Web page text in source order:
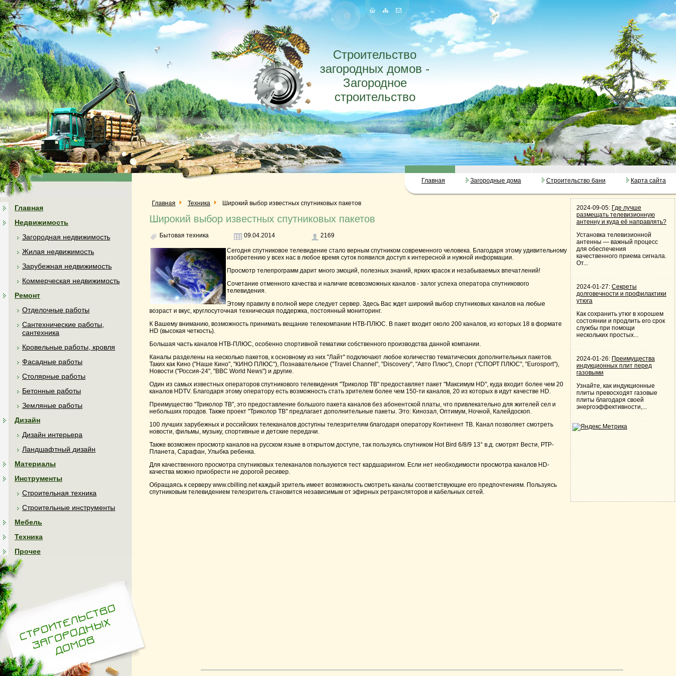
Строительство
загородных домов -
Загородное
строительство
Главная Загородные дома Строительство бани Карта сайта
Главная
Недвижимость
Загородная недвижимость
Жилая недвижимость
Зарубежная недвижимость
Коммерческая недвижимость
Ремонт
Отделочные работы
Сантехнические работы,
сантехника
Кровельные работы, кровля
Фасадные работы
Столярные работы
Бетонные работы
Земляные работы
Дизайн
Дизайн интерьера
Ландшафтный дизайн
Материалы
Инструменты
Строительная техника
Строительные инструменты
Мебель
Техника
Прочее
Главная Техника Широкий выбор известных спутниковых пакетов
Широкий выбор известных спутниковых пакетов
Бытовая техника 09.04.2014 2169
Сегодня спутниковое телевидение стало верным спутником современного человека. Благодаря этому удивительному
изобретению у всех нас в любое время суток появился доступ к интересной и нужной информации.
Просмотр телепрограмм дарит много эмоций, полезных знаний, ярких красок и незабываемых впечатлений!
Сочетание отменного качества и наличие всевозможных каналов - залог успеха оператора спутникового
телевидения.
Этому правилу в полной мере следует сервер. Здесь Вас ждет широкий выбор спутниковых каналов на любые
возраст и вкус, круглосуточная техническая поддержка, постоянный мониторинг.
К Вашему вниманию, возможность принимать вещание телекомпании НТВ-ПЛЮС. В пакет входит около 200 каналов, из которых 18 в формате
HD (высокая четкость).
Большая часть каналов НТВ-ПЛЮС, особенно спортивной тематики собственного производства данной компании.
Каналы разделены на несколько пакетов, к основному из них "Лайт" подключают любое количество тематических дополнительных пакетов.
Таких как Кино ("Наше Кино", "КИНО ПЛЮС"), Познавательное ("Travel Channel", "Discovery", "Авто Плюс"), Спорт ("СПОРТ ПЛЮС", "Eurosport"),
Новости ("Россия-24", "BBC World News") и другие.
Один из самых известных операторов спутникового телевидения "Триколор ТВ" предоставляет пакет "Максимум HD", куда входит более чем 20
каналов HDTV. Благодаря этому оператору есть возможность стать зрителем более чем 150-ти каналов, 20 из которых в идут качестве HD.
Преимущество "Триколор ТВ", это предоставление большого пакета каналов без абонентской платы, что привлекательно для жителей сел и
небольших городов. Также проект "Триколор ТВ" предлагает дополнительные пакеты. Это: Кинозал, Оптимум, Ночной, Калейдоскоп.
100 лучших зарубежных и российских телеканалов доступны телезрителям благодаря оператору Континент ТВ. Канал позволяет смотреть
новости, фильмы, музыку, спортивные и детские передачи.
Также возможен просмотр каналов на русском языке в открытом доступе, так пользуясь спутником Hot Bird 6/8/9 13° в.д. смотрят Вести, РТР-
Планета, Сарафан, Улыбка ребенка.
Для качественного просмотра спутниковых телеканалов пользуются тест кардшарингом. Если нет необходимости просмотра каналов HD-
качества можно приобрести не дорогой ресивер.
Обращаясь к серверу www.cbilling.net каждый зритель имеет возможность смотреть каналы соответствующие его предпочтениям. Пользуясь
спутниковым телевидением телезритель становится независимым от эфирных ретрансляторов и кабельных сетей.
2024-09-05: Где лучше
размещать телевизионную
антенну и куда её направлять?
Установка телевизионной
антенны — важный процесс
для обеспечения
качественного приема сигнала.
От...
2024-01-27: Секреты
долговечности и профилактики
утюга
Как сохранить утюг в хорошем
состоянии и продлить его срок
службы при помощи
нескольких простых...
2024-01-26: Преимущества
индукционных плит перед
газовыми
Узнайте, как индукционные
плиты превосходят газовые
плиты благодаря своей
энергоэффективности,...